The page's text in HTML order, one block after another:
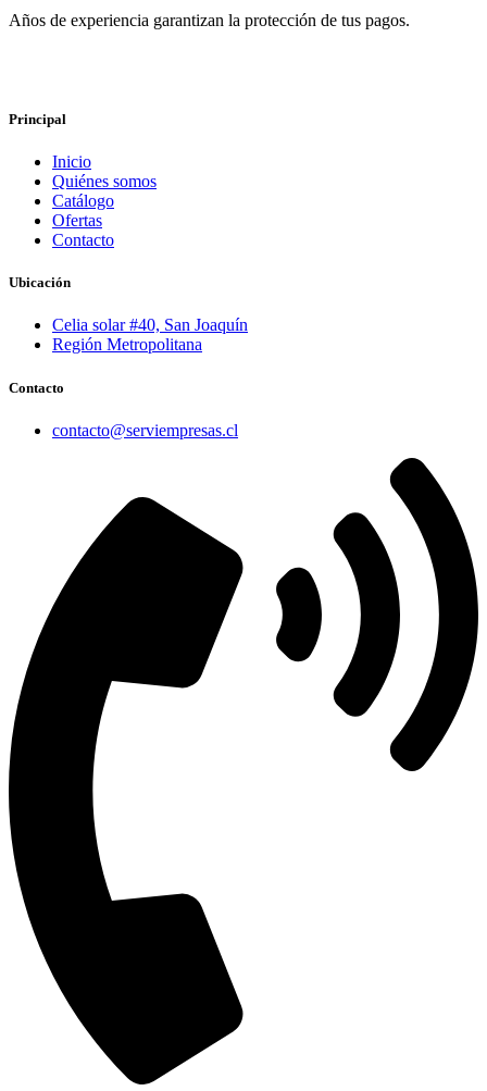
Años de experiencia garantizan la protección de tus pagos.
Principal
Inicio
Quiénes somos
Catálogo
Ofertas
Contacto
Ubicación
Celia solar #40, San Joaquín
Región Metropolitana
Contacto
contacto@serviempresas.cl